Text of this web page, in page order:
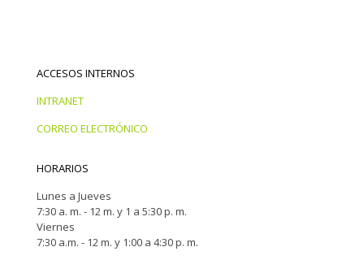
ACCESOS INTERNOS
INTRANET
CORREO ELECTRÓNICO
HORARIOS
Lunes a Jueves
7:30 a. m. - 12 m. y 1 a 5:30 p. m.
Viernes
7:30 a.m. - 12 m. y 1:00 a 4:30 p. m.